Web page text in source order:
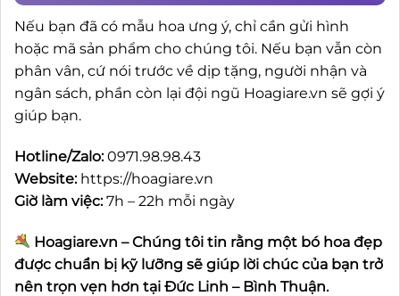
Nếu bạn đã có mẫu hoa ưng ý, chỉ cần gửi hình
hoặc mã sản phẩm cho chúng tôi. Nếu bạn vẫn còn
phân vân, cứ nói trước về dịp tặng, người nhận và
ngân sách, phần còn lại đội ngũ Hoagiare.vn sẽ gợi ý
giúp bạn.
Hotline/Zalo:0971.98.98.43
Website: https://hoagiare.vn
Giờ làm việc:7h – 22h mỗi ngày
Hoagiare.vn – Chúng tôi tin rằng một bó hoa đẹp
được chuẩn bị kỹ lưỡng sẽ giúp lời chúc của bạn trở
nên trọn vẹn hơn tại Đức Linh – Bình Thuận.